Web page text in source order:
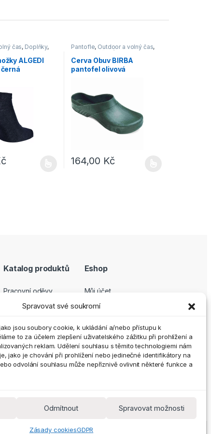
Spravovat své soukromí
jsou soubory cookie, k ukládání a/nebo přístupu k
to za účelem zlepšení uživatelského zážitku při prohlížení a
reklam. Udělení souhlasu s těmito technologiemi nám
jako je chování při prohlížení nebo jedinečné identifikátory na
odvolání souhlasu může nepříznivě ovlivnit některé funkce a
Odmítnout Spravovat možnosti
Zásady cookiesGDPR
na stránce produktu
čas, Doplňky,
ALGEDI
má více variant. Možnosti lze vybrat na stránce produktu
Pantofle, Outdoor a volný čas,
Otevřená obuv
Cerva Obuv BIRBA
pantofel olivová
164,00 Kč
Tento produkt má více variant. Možnosti
Katalog produktů
Pracovní oděvy
Pracovní obuv
Outdoor a volný čas
Doplňky
Eshop
Můj účet
Pokladna
GDPR
Obchodní podmínky
Vrácení zboží a